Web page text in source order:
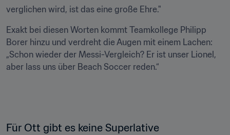
verglichen wird, ist das eine große Ehre."
Exakt bei diesen Worten kommt Teamkollege Philipp
Borer hinzu und verdreht die Augen mit einem Lachen:
„Schon wieder der Messi-Vergleich? Er ist unser Lionel,
aber lass uns über Beach Soccer reden.“
Für Ott gibt es keine Superlative